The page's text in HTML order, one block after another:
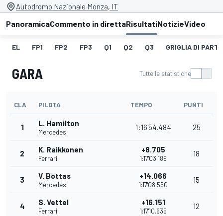
Autodromo Nazionale Monza, IT
PanoramicaCommento in direttaRisultatiNotizieVideo
EL FP1 FP2 FP3 Q1 Q2 Q3 GRIGLIA DI
GARA Tutte le statistiche
CLA PILOTA TEMPO PUNTI
1 L. Hamilton
Mercedes
1:16'54.484 25
2 K. Raikkonen
Ferrari
+8.705
1:17'03.189
18
3 V. Bottas
Mercedes
+14.066
1:17'08.550
15
4 S. Vettel
Ferrari
+16.151
1:17'10.635
12